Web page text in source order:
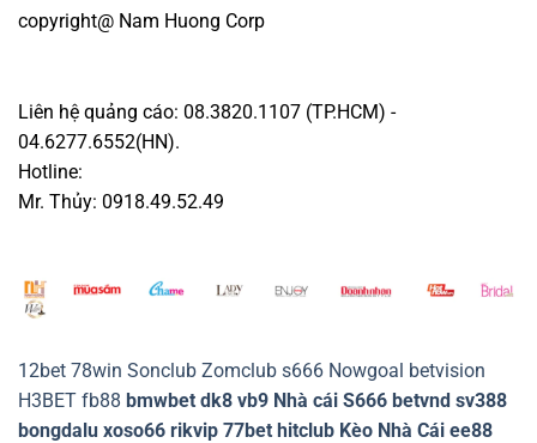
copyright@ Nam Huong Corp
Liên hệ quảng cáo: 08.3820.1107 (TP.HCM) -
04.6277.6552(HN).
Hotline:
Mr. Thủy: 0918.49.52.49
12bet 78win Sonclub Zomclub s666 Nowgoal betvision
H3BET fb88 bmwbet dk8 vb9 Nhà cái S666 betvnd sv388
bongdalu xoso66 rikvip 77bet hitclub Kèo Nhà Cái ee88